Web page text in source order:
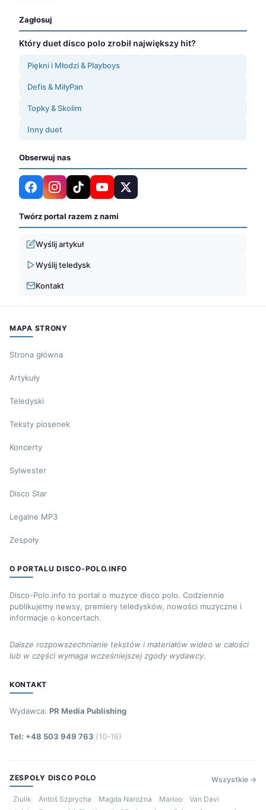
Zagłosuj
Który duet disco polo zrobił największy hit?
Piękni i Młodzi & Playboys
Defis & MiłyPan
Topky & Skolim
Inny duet
Obserwuj nas
Twórz portal razem z nami
Wyślij artykuł
Wyślij teledysk
Kontakt
MAPA STRONY
Strona główna
Artykuły
Teledyski
Teksty piosenek
Koncerty
Sylwester
Disco Star
Legalne MP3
Zespoły
O PORTALU DISCO-POLO.INFO
Disco-Polo.info to portal o muzyce disco polo. Codziennie
publikujemy newsy, premiery teledysków, nowości muzyczne i
informacje o koncertach.
Dalsze rozpowszechnianie tekstów i materiałów wideo w całości
lub w części wymaga wcześniejszej zgody wydawcy.
KONTAKT
Wydawca: PR Media Publishing
Tel: +48 503 949 763 (10-16)
ZESPOŁY DISCO POLO Wszystkie →
Ziulik Antoś Szprycha Magda Narożna Marioo
Van Davi